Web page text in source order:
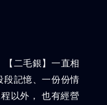
二毛銀】一直相
記憶、一份份情
以外， 也有經營